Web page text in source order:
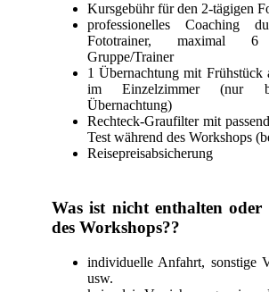
Kursgebühr für den 2-tägigen
professionelles Coaching
Fototrainer, maximal
Gruppe/Trainer
1 Übernachtung mit Frühstück
im Einzelzimmer (nur
Übernachtung)
Rechteck-Graufilter mit
Test während des Workshops
Reisepreisabsicherung
Was ist nicht enthalten oder
des Workshops??
individuelle Anfahrt, sonstige
usw.